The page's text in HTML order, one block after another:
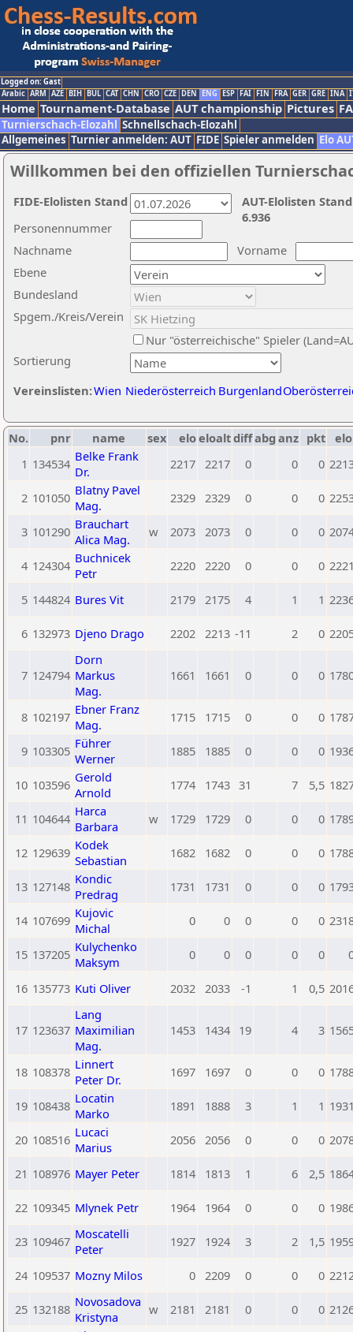
Logged on: Gast
Arabic ARM AZE BIH BUL CAT CHN CRO CZE DEN ENG ESP FAI FIN FRA GER GRE INA
Home Tournament-Database AUT championship Pictures
Turnierschach-Elozahl Schnellschach-Elozahl
Allgemeines Turnier anmelden: AUT FIDE Spieler anmelden Elo
Willkommen bei den offiziellen
Nachname
Vorname
Ebene
Sortierung
Personennummer
Bundesland
Spgem./Kreis/Verein
Nur "österreichische" Spieler
Vereinslisten:Wien Niederösterreich Burgenland
AUT-Elolisten
6.936
FIDE-Elolisten Stand
No. pnr name sex eloeloaltdiffabg anz pkt
1 134534 Belke Frank
Dr.
2217 2217 0 0 0
2 101050 Blatny Pavel
Mag.
2329 2329 0 0 0
3 101290 Brauchart
Alica Mag.
w 2073 2073 0 0 0
4 124304 Buchnicek
Petr
2220 2220 0 0 0
5 144824 Bures Vit 2179 2175 4 1 1
6 132973 Djeno Drago 2202 2213 -11 2 0
7 124794
Dorn
Markus
Mag.
1661 1661 0 0 0
8 102197 Ebner Franz
Mag.
1715 1715 0 0 0
9 103305 Führer
Werner
1885 1885 0 0 0
10 103596 Gerold
Arnold
1774 1743 31 7 5,5
11 104644 Harca
Barbara
w 1729 1729 0 0 0
12 129639 Kodek
Sebastian
1682 1682 0 0 0
13 127148 Kondic
Predrag
1731 1731 0 0 0
14 107699 Kujovic
Michal
0 0 0 0 0
15 137205 Kulychenko
Maksym
0 0 0 0 0
16 135773 Kuti Oliver 2032 2033 -1 1 0,5
17 123637
Lang
Maximilian
Mag.
1453 1434 19 4 3
18 108378 Linnert
Peter Dr.
1697 1697 0 0 0
19 108438 Locatin
Marko
1891 1888 3 1 1
20 108516 Lucaci
Marius
2056 2056 0 0 0
21 108976 Mayer Peter 1814 1813 1 6 2,5
22 109345 Mlynek Petr 1964 1964 0 0 0
23 109467 Moscatelli
Peter
1927 1924 3 2 1,5
24 109537 Mozny Milos 0 2209 0 0 0
25 132188 Novosadova
Kristyna
w 2181 2181 0 0 0